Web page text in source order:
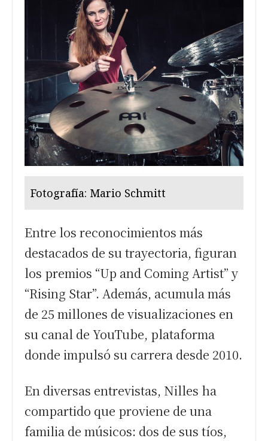
Fotografía: Mario Schmitt
Entre los reconocimientos más
destacados de su trayectoria, figuran
los premios “Up and Coming Artist” y
“Rising Star”. Además, acumula más
de 25 millones de visualizaciones en
su canal de YouTube, plataforma
donde impulsó su carrera desde 2010.
En diversas entrevistas, Nilles ha
compartido que proviene de una
familia de músicos: dos de sus tíos,